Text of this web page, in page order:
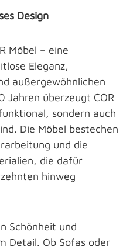
Design
Möbel – eine
Eleganz,
außergewöhnlichen
überzeugt COR
sondern auch
Die Möbel bestechen
und die
die dafür
hinweg
Schönheit und
Detail. Ob Sofas oder